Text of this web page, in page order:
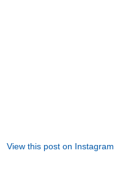
View this post on Instagram